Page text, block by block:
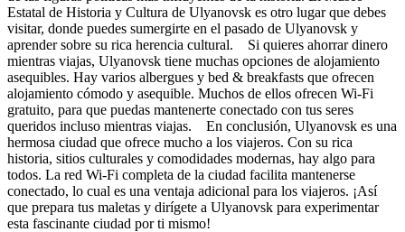
Estatal de Historia y Cultura de Ulyanovsk es otro lugar que debes
visitar, donde puedes sumergirte en el pasado de Ulyanovsk y
aprender sobre su rica herencia cultural. Si quieres ahorrar dinero
mientras viajas, Ulyanovsk tiene muchas opciones de alojamiento
asequibles. Hay varios albergues y bed & breakfasts que ofrecen
alojamiento cómodo y asequible. Muchos de ellos ofrecen Wi-Fi
gratuito, para que puedas mantenerte conectado con tus seres
queridos incluso mientras viajas. En conclusión, Ulyanovsk es una
hermosa ciudad que ofrece mucho a los viajeros. Con su rica
historia, sitios culturales y comodidades modernas, hay algo para
todos. La red Wi-Fi completa de la ciudad facilita mantenerse
conectado, lo cual es una ventaja adicional para los viajeros. ¡Así
que prepara tus maletas y dirígete a Ulyanovsk para experimentar
esta fascinante ciudad por ti mismo!